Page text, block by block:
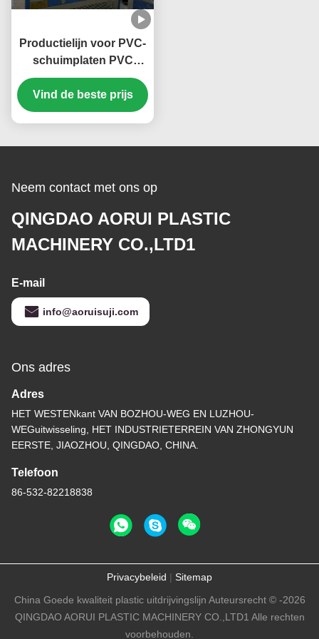
Productielijn voor PVC-
schuimplaten PVC
Celuka-
schuimplatenmachine
PVC-extrusielijn voor
Vind de beste prijs
Neem contact met ons op
QINGDAO AORUI PLASTIC
MACHINERY CO.,LTD1
E-mail
info@aoruisuji.com
Ons adres
Adres
HET WESTENkant VAN BOZHOU-WEG EN LUZHOU-
WEGuitwisseling, HET INDUSTRIETERREIN VAN ZHONGYUN
EERSTE, JIAOZHOU, QINGDAO, CHINA.
Telefoon
86-532-82218838
Privacybeleid | Sitemap
China Goede kwaliteit plastic uitdrijvingslijn Auteursrecht © -2026
QINGDAO AORUI PLASTIC MACHINERY CO.,LTD1 Alle rechten
voorbehouden.